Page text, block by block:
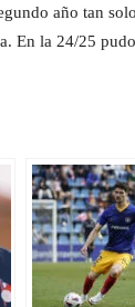
año tan
En la 24/25